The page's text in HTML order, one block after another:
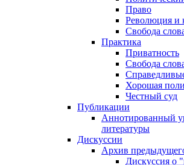
Право
Революция и
Свобода
Практика
Приватность
Свобода
Хорошая
Честный суд
Публикации
Аннотированный
литературы
Дискуссии
Архив
Дискуссия о